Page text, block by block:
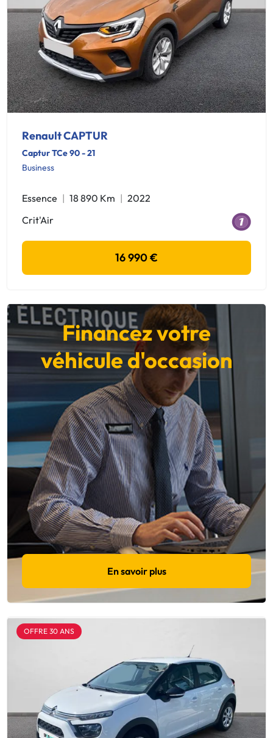
Renault CAPTUR
Captur TCe 90 - 21
Business
Essence 18 890 Km
2022
Crit'Air
16 990 €
Financez votre
véhicule d'occasion
En savoir plus
OFFRE 30 ANS